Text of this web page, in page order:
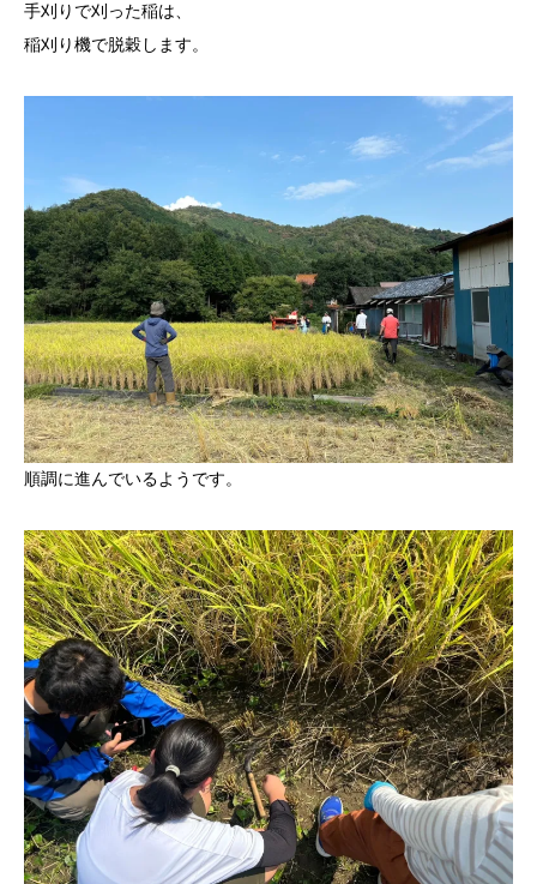
手刈りで刈った稲は、
稲刈り機で脱穀します。
順調に進んでいるようです。